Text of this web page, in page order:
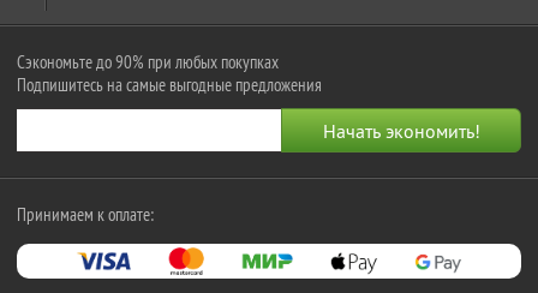
Сэкономьте до 90% при любых покупках
Подпишитесь на самые выгодные предложения
Принимаем к оплате: